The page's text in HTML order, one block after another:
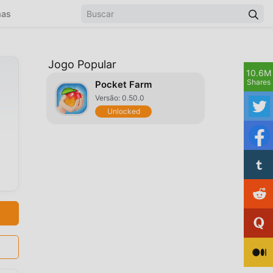
Jogo Popular
Pocket Farm
Versão: 0.50.0
Unlocked
10.6M
Shares